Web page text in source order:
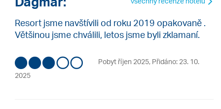
Resort jsme navštívili od roku 2019 opakovaně .
Většinou jsme chválili, letos jsme byli zklamaní.
Pobyt říjen 2025, Přidáno: 23. 10.
2025